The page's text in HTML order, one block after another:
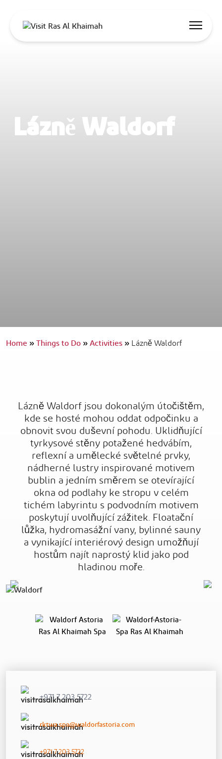
Naplánujte si výlet
Lázně Waldorf
Home»Things to Do»Activities»Lázně Waldorf
Lázně Waldorf jsou dokonalým útočištěm,
kde se hosté mohou oddat odpočinku a
obnovit svou duševní pohodu. Uklidňující
tyrkysové stěny potažené hedvábím,
reflexní a umělecké světelné prvky,
nádherné lustry inspirované motivem
bublin a jedním směrem se otevírající
okna od podlahy ke stropu v celém
tichém labyrintu s podvodním motivem
poskytují uvolňující zážitek. Floatační
lůžka, hydromasážní vany, bylinné sauny
a vynikající interiérový design umožňují
hostům najít naprostý klid jako pod
hladinou moře.
Previous
+971 7 203 5722
rktwa.spa@waldorfastoria.com
+971 7 203 5722